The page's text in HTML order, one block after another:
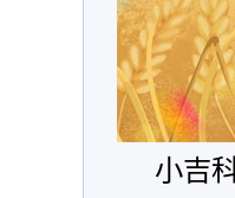
小吉